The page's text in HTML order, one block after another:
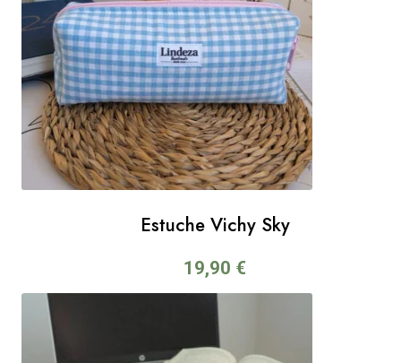
Estuche Vichy Sky
19,90 €